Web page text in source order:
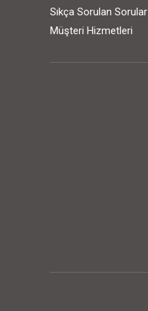
Sıkça Sorulan Sorular
Müşteri Hizmetleri